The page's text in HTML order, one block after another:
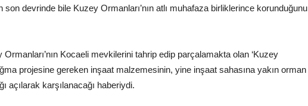
son devrinde bile Kuzey Ormanları’nın atlı muhafaza birliklerince korunduğunu
Kocaeli mevkilerini tahrip edip parçalamakta olan ‘Kuzey
projesine gereken inşaat malzemesinin, yine inşaat sahasına yakın orman
açılarak karşılanacağı haberiydi.